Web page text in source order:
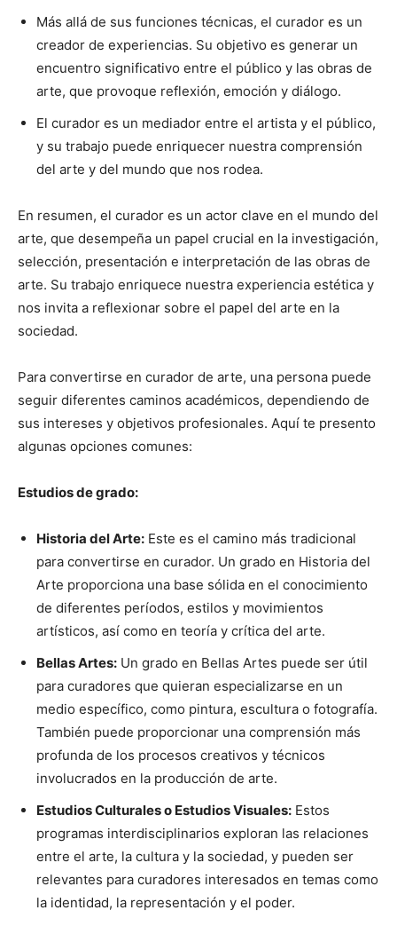
Más allá de sus funciones técnicas, el curador es un
creador de experiencias. Su objetivo es generar un
encuentro significativo entre el público y las obras de
arte, que provoque reflexión, emoción y diálogo.
El curador es un mediador entre el artista y el público,
y su trabajo puede enriquecer nuestra comprensión
del arte y del mundo que nos rodea.
En resumen, el curador es un actor clave en el mundo del
arte, que desempeña un papel crucial en la investigación,
selección, presentación e interpretación de las obras de
arte. Su trabajo enriquece nuestra experiencia estética y
nos invita a reflexionar sobre el papel del arte en la
sociedad.
Para convertirse en curador de arte, una persona puede
seguir diferentes caminos académicos, dependiendo de
sus intereses y objetivos profesionales. Aquí te presento
algunas opciones comunes:
Estudios de grado:
Historia del Arte: Este es el camino más tradicional
para convertirse en curador. Un grado en Historia del
Arte proporciona una base sólida en el conocimiento
de diferentes períodos, estilos y movimientos
artísticos, así como en teoría y crítica del arte.
Bellas Artes: Un grado en Bellas Artes puede ser útil
para curadores que quieran especializarse en un
medio específico, como pintura, escultura o fotografía.
También puede proporcionar una comprensión más
profunda de los procesos creativos y técnicos
involucrados en la producción de arte.
Estudios Culturales o Estudios Visuales: Estos
programas interdisciplinarios exploran las relaciones
entre el arte, la cultura y la sociedad, y pueden ser
relevantes para curadores interesados en temas como
la identidad, la representación y el poder.